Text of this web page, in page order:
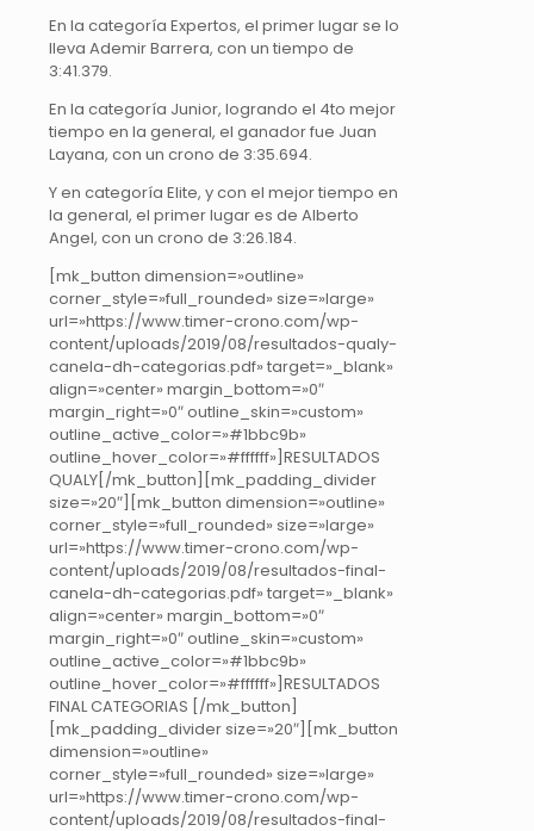
En la categoría Expertos, el primer lugar se lo
lleva Ademir Barrera, con un tiempo de
3:41.379.
En la categoría Junior, logrando el 4to mejor
tiempo en la general, el ganador fue Juan
Layana, con un crono de 3:35.694.
Y en categoría Elite, y con el mejor tiempo en
la general, el primer lugar es de Alberto
Angel, con un crono de 3:26.184.
[mk_button dimension=»outline»
corner_style=»full_rounded» size=»large»
url=»https://www.timer-crono.com/wp-
content/uploads/2019/08/resultados-qualy-
canela-dh-categorias.pdf» target=»_blank»
align=»center» margin_bottom=»0″
margin_right=»0″ outline_skin=»custom»
outline_active_color=»#1bbc9b»
outline_hover_color=»#ffffff»]RESULTADOS
QUALY[/mk_button][mk_padding_divider
size=»20″][mk_button dimension=»outline»
corner_style=»full_rounded» size=»large»
url=»https://www.timer-crono.com/wp-
content/uploads/2019/08/resultados-final-
canela-dh-categorias.pdf» target=»_blank»
align=»center» margin_bottom=»0″
margin_right=»0″ outline_skin=»custom»
outline_active_color=»#1bbc9b»
outline_hover_color=»#ffffff»]RESULTADOS
FINAL CATEGORIAS [/mk_button]
[mk_padding_divider size=»20″][mk_button
dimension=»outline»
corner_style=»full_rounded» size=»large»
url=»https://www.timer-crono.com/wp-
content/uploads/2019/08/resultados-final-